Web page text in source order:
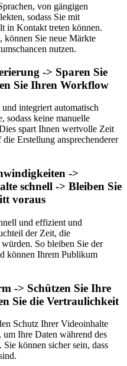
von gängigen
sodass Sie mit
in Kontakt treten können.
können Sie neue Märkte
nutzen.
-> Sparen Sie
Sie Ihren Workflow
integriert automatisch
sodass keine manuelle
spart Ihnen wertvolle Zeit
Erstellung ansprechenderer
->
schnell -> Bleiben Sie
voraus
und effizient und
der Zeit, die
So bleiben Sie der
können Ihrem Publikum
-> Schützen Sie Ihre
Sie die Vertraulichkeit
Schutz Ihrer Videoinhalte
um Ihre Daten während des
Sie können sicher sein, dass